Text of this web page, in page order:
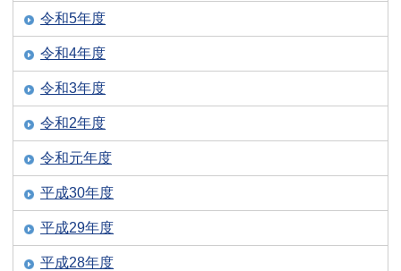
令和5年度
令和4年度
令和3年度
令和2年度
令和元年度
平成30年度
平成29年度
平成28年度